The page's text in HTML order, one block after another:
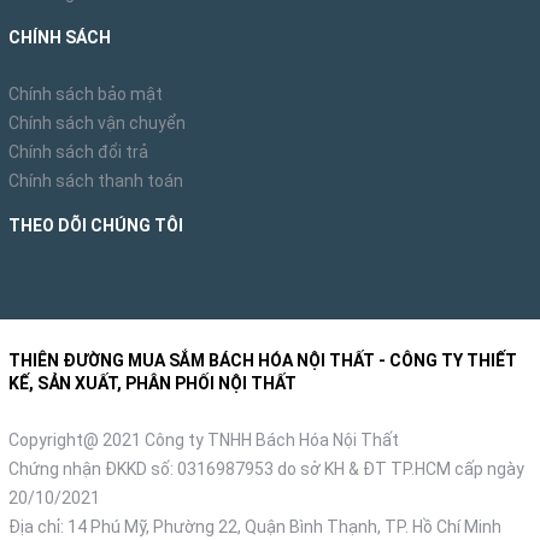
Chan ban hinh chu nhat voi chan de uong cong tinh te
CHÍNH SÁCH
Chính sách bảo mật
Chính sách vận chuyển
Chính sách đổi trả
Chính sách thanh toán
THEO DÕI CHÚNG TÔI
THIÊN ĐƯỜNG MUA SẮM BÁCH HÓA NỘI THẤT - CÔNG TY THIẾT
KẾ, SẢN XUẤT, PHÂN PHỐI NỘI THẤT
Copyright@ 2021 Công ty TNHH Bách Hóa Nội Thất
Chứng nhận ĐKKD số: 0316987953 do sở KH & ĐT TP.HCM cấp ngày
20/10/2021
Địa chỉ: 14 Phú Mỹ, Phường 22, Quận Bình Thạnh, TP. Hồ Chí Minh